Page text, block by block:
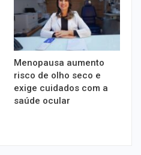
Menopausa aumento
risco de olho seco e
exige cuidados com a
saúde ocular